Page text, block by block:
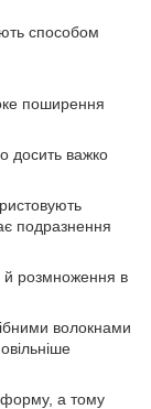
способом
поширення
досить важко
подразнення
й розмноження в
волокнами
а тому